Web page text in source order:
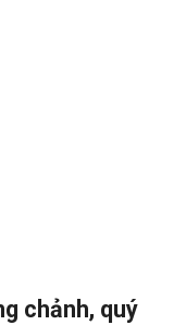
chảnh, quý